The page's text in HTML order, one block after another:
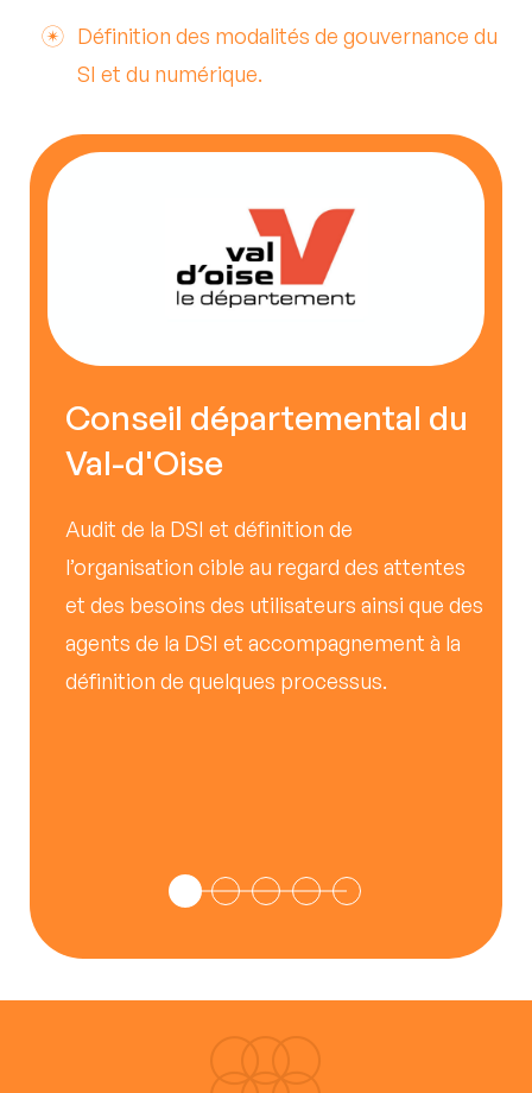
Définition des modalités de gouvernance du
SI et du numérique.
Conseil départemental du
Val-d'Oise
Audit de la DSI et définition de
l’organisation cible au regard des attentes
et des besoins des utilisateurs ainsi que des
agents de la DSI et accompagnement à la
définition de quelques processus.